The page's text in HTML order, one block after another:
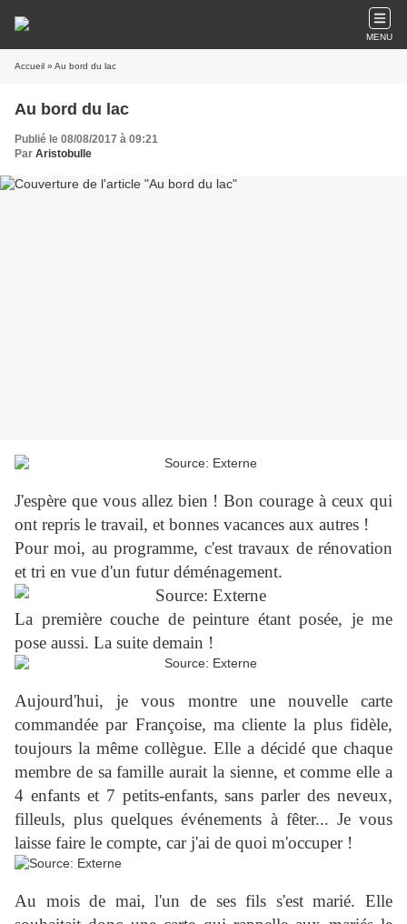
MENU
Accueil » Au bord du lac
Au bord du lac
Publié le 08/08/2017 à 09:21
Par Aristobulle
J'espère que vous allez bien ! Bon courage à ceux qui
ont repris le travail, et bonnes vacances aux autres !
Pour moi, au programme, c'est travaux de rénovation
et tri en vue d'un futur déménagement.
La première couche de peinture étant posée, je me
pose aussi. La suite demain !
Aujourd'hui, je vous montre une nouvelle carte
commandée par Françoise, ma cliente la plus fidèle,
toujours la même collègue. Elle a décidé que chaque
membre de sa famille aurait la sienne, et comme elle a
4 enfants et 7 petits-enfants, sans parler des neveux,
filleuls, plus quelques événements à fêter... Je vous
laisse faire le compte, car j'ai de quoi m'occuper !
Au mois de mai, l'un de ses fils s'est marié. Elle